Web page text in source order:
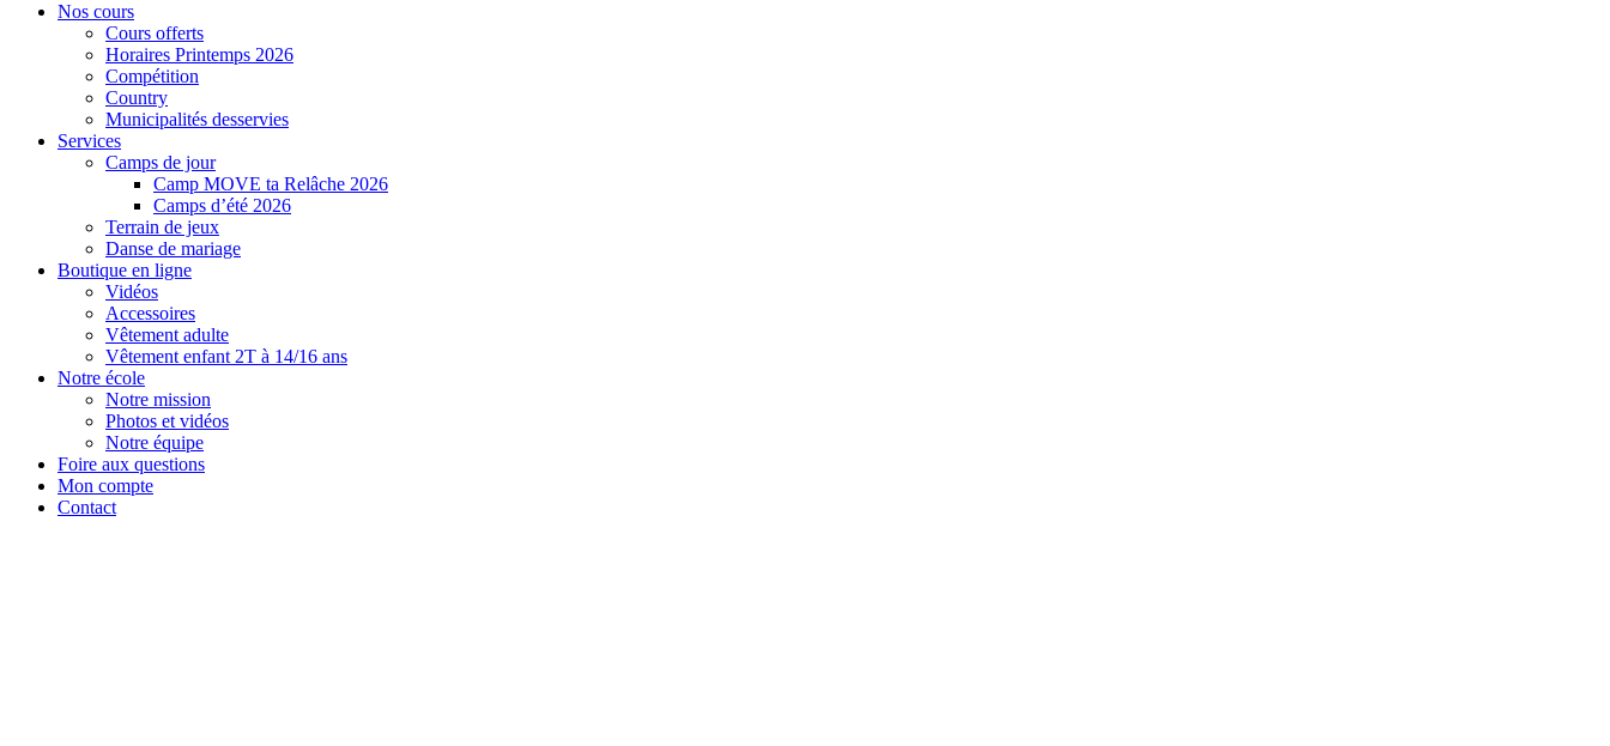
Nos cours
Cours offerts
Horaires Printemps 2026
Compétition
Country
Municipalités desservies
Services
Camps de jour
Camp MOVE ta Relâche 2026
Camps d’été 2026
Terrain de jeux
Danse de mariage
Boutique en ligne
Vidéos
Accessoires
Vêtement adulte
Vêtement enfant 2T à 14/16 ans
Notre école
Notre mission
Photos et vidéos
Notre équipe
Foire aux questions
Mon compte
Contact